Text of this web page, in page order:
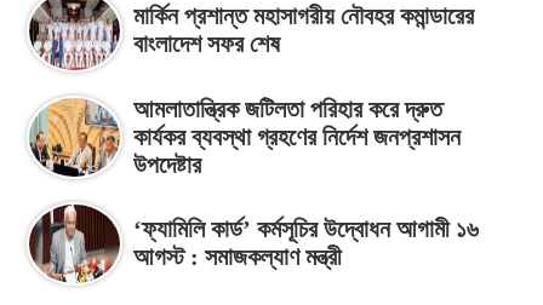
মার্কিন প্রশান্ত মহাসাগরীয় নৌবহর কমান্ডারের
বাংলাদেশ সফর শেষ
আমলাতান্ত্রিক জটিলতা পরিহার করে দ্রুত
কার্যকর ব্যবস্থা গ্রহণের নির্দেশ জনপ্রশাসন
উপদেষ্টার
‘ফ্যামিলি কার্ড’ কর্মসূচির উদ্বোধন আগামী ১৬
আগস্ট : সমাজকল্যাণ মন্ত্রী